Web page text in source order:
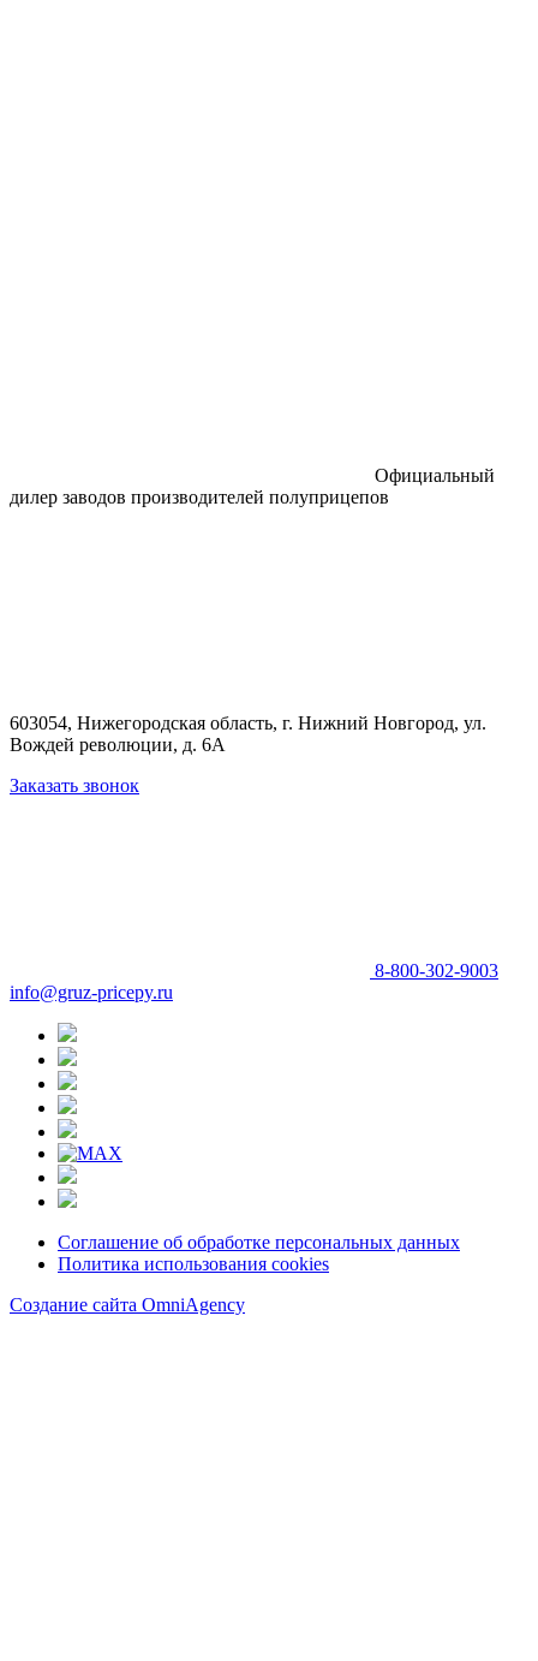
Официальный
дилер заводов производителей полуприцепов
603054, Нижегородская область, г. Нижний Новгород, ул.
Вождей революции, д. 6А
Заказать звонок
8-800-302-9003
info@gruz-pricepy.ru
Соглашение об обработке персональных данных
Политика использования cookies
Создание сайта OmniAgency